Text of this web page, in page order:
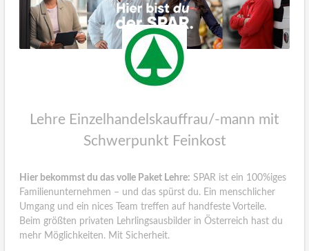
Lehre Einzelhandelskauffrau/-mann mit
Schwerpunkt Feinkost
Hier bekommst du das volle Paket Lehre: SPAR ist ein 100%iges
Familienunternehmen – und das spürst du. Ein menschlicher
Umgang und ein nices Team treffen auf handfeste Vorteile.
Beim größten privaten Lehrlingsausbilder in Österreich hast du
mehr Möglichkeiten. Mit Sicherheit.